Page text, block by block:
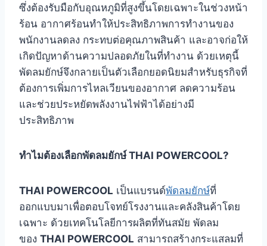
ซึ่งต้องรับมือกับอุณหภูมิที่สูงขึ้นโดยเฉพาะในช่วงหน้า
ร้อน อากาศร้อนทำให้ประสิทธิภาพการทำงานของ
พนักงานลดลง กระทบต่อคุณภาพสินค้า และอาจก่อให้
เกิดปัญหาด้านความปลอดภัยในที่ทำงาน ด้วยเหตุนี้
พัดลมยักษ์จึงกลายเป็นตัวเลือกยอดนิยมสำหรับธุรกิจที่
ต้องการเพิ่มการไหลเวียนของอากาศ ลดความร้อน
และช่วยประหยัดพลังงานไฟฟ้าได้อย่างมี
ประสิทธิภาพ
ทำไมต้องเลือกพัดลมยักษ์ THAI POWERCOOL?
THAI POWERCOOL เป็นแบรนด์พัดลมยักษ์ที่
ออกแบบมาเพื่อตอบโจทย์โรงงานและคลังสินค้าโดย
เฉพาะ ด้วยเทคโนโลยีการผลิตที่ทันสมัย พัดลม
ของ THAI POWERCOOL สามารถสร้างกระแสลมที่